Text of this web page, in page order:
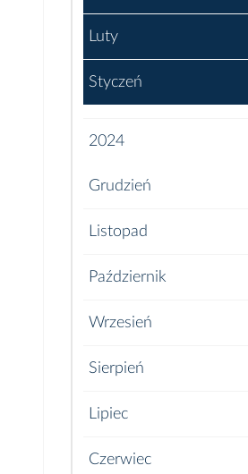
Luty
Styczeń
2024
Grudzień
Listopad
Październik
Wrzesień
Sierpień
Lipiec
Czerwiec